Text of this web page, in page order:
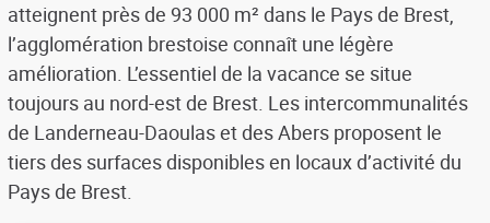
atteignent près de 93 000 m² dans le Pays de Brest,
l’agglomération brestoise connaît une légère
amélioration. L’essentiel de la vacance se situe
toujours au nord-est de Brest. Les intercommunalités
de Landerneau-Daoulas et des Abers proposent le
tiers des surfaces disponibles en locaux d’activité du
Pays de Brest.